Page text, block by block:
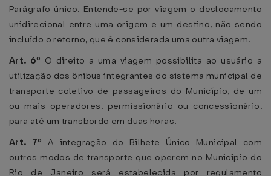
Parágrafo único. Entende-se por viagem o deslocamento
unidirecional entre uma origem e um destino, não sendo
incluído o retorno, que é considerada uma outra viagem.
Art. 6º O direito a uma viagem possibilita ao usuário a
utilização dos ônibus integrantes do sistema municipal de
transporte coletivo de passageiros do Município, de um
ou mais operadores, permissionário ou concessionário,
para até um transbordo em duas horas.
Art. 7º A integração do Bilhete Único Municipal com
outros modos de transporte que operem no Município do
Rio de Janeiro será estabelecida por regulamento